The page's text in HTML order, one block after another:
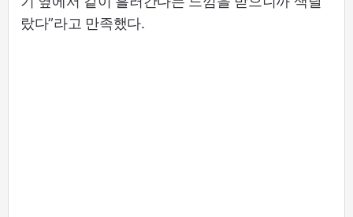
랐다”라고 만족했다.